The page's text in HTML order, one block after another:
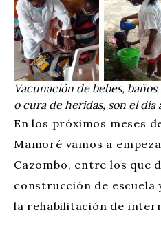
Vacunación de bebes,
o cura de heridas, son el día
En los próximos meses
Mamoré vamos a
Cazombo, entre los que
construcción de escuela
la rehabilitación de